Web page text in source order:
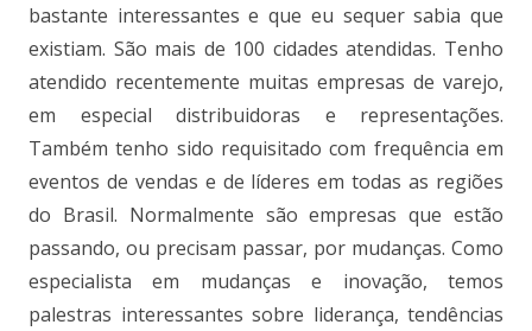
bastante interessantes e que eu sequer sabia que
existiam. São mais de 100 cidades atendidas. Tenho
atendido recentemente muitas empresas de varejo,
em especial distribuidoras e representações.
Também tenho sido requisitado com frequência em
eventos de vendas e de líderes em todas as regiões
do Brasil. Normalmente são empresas que estão
passando, ou precisam passar, por mudanças. Como
especialista em mudanças e inovação, temos
palestras interessantes sobre liderança, tendências